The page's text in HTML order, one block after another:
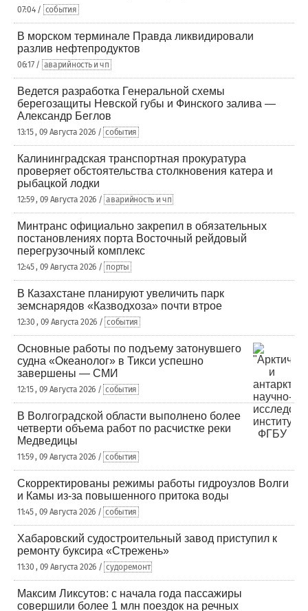
07:04 / события
В морском терминале Правда ликвидировали
разлив нефтепродуктов
06:17 / аварийность и чп
Ведется разработка Генеральной схемы
берегозащиты Невской губы и Финского залива —
Александр Беглов
13:15 , 09 Августа 2026 / события
Калининградская транспортная прокуратура
проверяет обстоятельства столкновения катера и
рыбацкой лодки
12:59 , 09 Августа 2026 / аварийность и чп
Минтранс официально закрепил в обязательных
постановлениях порта Восточный рейдовый
перегрузочный комплекс
12:45 , 09 Августа 2026 / порты
В Казахстане планируют увеличить парк
земснарядов «Казводхоза» почти втрое
12:30 , 09 Августа 2026 / события
Основные работы по подъему затонувшего
судна «Океанолог» в Тикси успешно
завершены — СМИ
12:15 , 09 Августа 2026 / события
В Волгоградской области выполнено более
четверти объема работ по расчистке реки
Медведицы
11:59 , 09 Августа 2026 / события
Скорректированы режимы работы гидроузлов Волги
и Камы из-за повышенного притока воды
11:45 , 09 Августа 2026 / события
Хабаровский судостроительный завод приступил к
ремонту буксира «Стрежень»
11:30 , 09 Августа 2026 / судоремонт
Максим Ликсутов: с начала года пассажиры
совершили более 1 млн поездок на речных